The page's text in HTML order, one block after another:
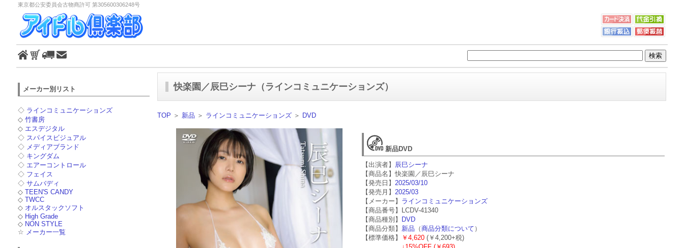
東京都公安委員会古物商許可 第305600306248号
メーカー別リスト
◇ ラインコミュニケーションズ
◇ 竹書房
◇ エスデジタル
◇ スパイスビジュアル
◇ メディアブランド
◇ キングダム
◇ エアーコントロール
◇ フェイス
◇ サムバディ
◇ TEEN'S CANDY
◇ TWCC
◇ オルスタックソフト
◇ High Grade
◇ NON STYLE
☆ メーカー一覧
快楽園／辰巳シーナ（ラインコミュニケーションズ）
TOP ＞ 新品 ＞ ラインコミュニケーションズ ＞ DVD
新品DVD
【出演者】 辰巳シーナ
【商品名】快楽園／辰巳シーナ
【発売日】 2025/03/10
【発売月】 2025/03
【メーカー】 ラインコミュニケーションズ
【商品番号】LCDV-41340
【商品種別】
DVD
【商品分類】 新品 （商品分類について ）
【標準価格】
￥4,620 (￥4,200+税)